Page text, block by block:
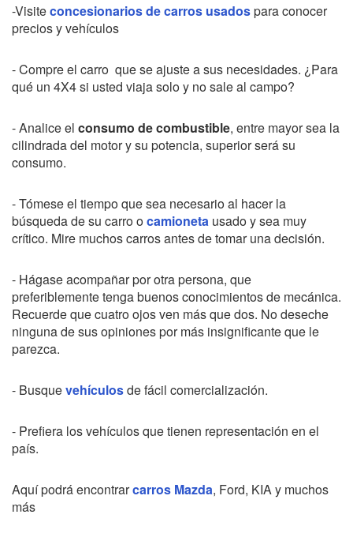
-Visiteconcesionarios de carros usadospara conocer
precios y vehículos
- Compre el carro que se ajuste a sus necesidades. ¿Para
qué un 4X4 si usted viaja solo y no sale al campo?
- Analice el consumo de combustible, entre mayor sea la
cilindrada del motor y su potencia, superior será su
consumo.
- Tómese el tiempo que sea necesario al hacer la
búsqueda de su carro ocamioneta usado y sea muy
crítico. Mire muchos carros antes de tomar una decisión.
- Hágase acompañar por otra persona, que
preferiblemente tenga buenos conocimientos de mecánica.
Recuerde que cuatro ojos ven más que dos. No deseche
ninguna de sus opiniones por más insignificante que le
parezca.
- Busquevehículosde fácil comercialización.
- Prefiera los vehículos que tienen representación en el
país.
Aquí podrá encontrarcarros Mazda, Ford, KIA y muchos
más